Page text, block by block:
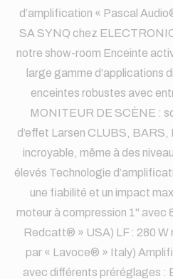
d’amplification « Pascal
SA SYNQ chez
notre show-room Enceinte
large gamme d’applications
enceintes robustes avec
MONITEUR DE SCÈNE :
d’effet Larsen CLUBS, BARS,
incroyable, même à des
élevés Technologie
une fiabilité et un impact
moteur à compression 1" avec
Redcatt® » USA) LF : 280 W
par « Lavoce® » Italy)
avec différents préréglages :